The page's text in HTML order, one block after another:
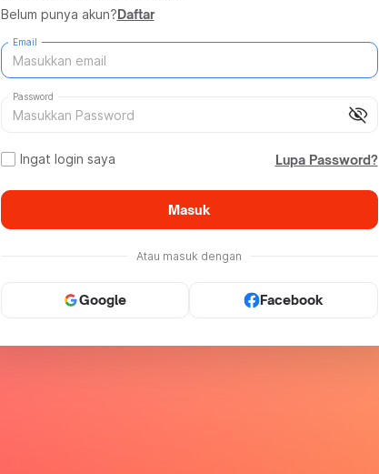
Belum punya akun?Daftar
Email
visibility_off
Password
Ingat login saya Lupa Password?
Masuk
Atau masuk dengan
Google Facebook